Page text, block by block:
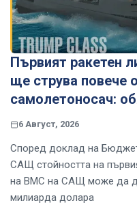
Първият ракетен
ще струва повече
самолетоносач:
6 Август, 2026
Според доклад на
САЩ стойността на
на ВМС на САЩ може да
милиарда долара